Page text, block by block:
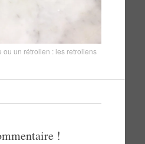
ou un rétrolien : les retroliens
!